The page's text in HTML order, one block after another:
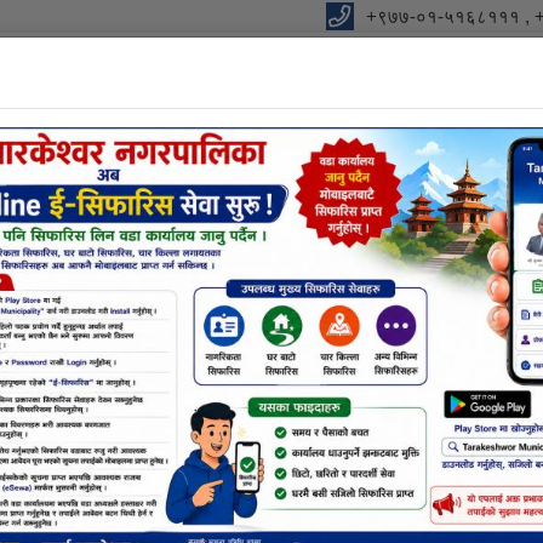
+९७७-०१-५१६८१११ ,
विधुतीय शुसासन सेवा शाखा सूचना तथा जानकारी
नक्सा सम्बन्धि छलफलमा सहभागी हुने बारे (सम्पूर्ण नक्सा